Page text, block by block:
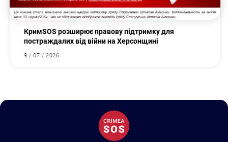
КримSOS розширює правову підтримку для
постраждалих від війни на Херсонщині
9 / 07 / 2026